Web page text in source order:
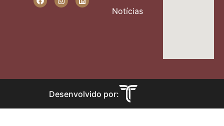
Notícias
Desenvolvido por: